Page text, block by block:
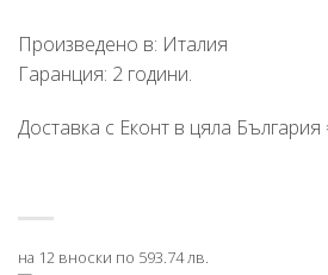
Произведено в: Италия
Гаранция: 2 години.
Доставка с Еконт в цяла България
на 12 вноски по 593.74 лв.